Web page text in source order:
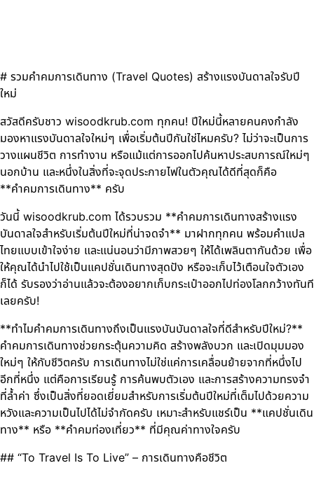
# รวมคำคมการเดินทาง (Travel Quotes) สร้างแรงบันดาลใจรับปี
ใหม่
สวัสดีครับชาว wisoodkrub.com ทุกคน! ปีใหม่นี้หลายคนคงกำลัง
มองหาแรงบันดาลใจใหม่ๆ เพื่อเริ่มต้นปีกันใช่ไหมครับ? ไม่ว่าจะเป็นการ
วางแผนชีวิต การทำงาน หรือแม้แต่การออกไปค้นหาประสบการณ์ใหม่ๆ
นอกบ้าน และหนึ่งในสิ่งที่จะจุดประกายไฟในตัวคุณได้ดีที่สุดก็คือ
**คำคมการเดินทาง** ครับ
วันนี้ wisoodkrub.com ได้รวบรวม **คำคมการเดินทางสร้างแรง
บันดาลใจสำหรับเริ่มต้นปีใหม่ที่น่าจดจำ** มาฝากทุกคน พร้อมคำแปล
ไทยแบบเข้าใจง่าย และแน่นอนว่ามีภาพสวยๆ ให้ได้เพลินตากันด้วย เพื่อ
ให้คุณได้นำไปใช้เป็นแคปชั่นเดินทางสุดปัง หรือจะเก็บไว้เตือนใจตัวเอง
ก็ได้ รับรองว่าอ่านแล้วจะต้องอยากเก็บกระเป๋าออกไปท่องโลกกว้างทันที
เลยครับ!
**ทำไมคำคมการเดินทางถึงเป็นแรงบันบันดาลใจที่ดีสำหรับปีใหม่?**
คำคมการเดินทางช่วยกระตุ้นความคิด สร้างพลังบวก และเปิดมุมมอง
ใหม่ๆ ให้กับชีวิตครับ การเดินทางไม่ใช่แค่การเคลื่อนย้ายจากที่หนึ่งไป
อีกที่หนึ่ง แต่คือการเรียนรู้ การค้นพบตัวเอง และการสร้างความทรงจำ
ที่ล้ำค่า ซึ่งเป็นสิ่งที่ยอดเยี่ยมสำหรับการเริ่มต้นปีใหม่ที่เต็มไปด้วยความ
หวังและความเป็นไปได้ไม่จำกัดครับ เหมาะสำหรับแชร์เป็น **แคปชั่นเดิน
ทาง** หรือ **คำคมท่องเที่ยว** ที่มีคุณค่าทางใจครับ
## “To Travel Is To Live” – การเดินทางคือชีวิต